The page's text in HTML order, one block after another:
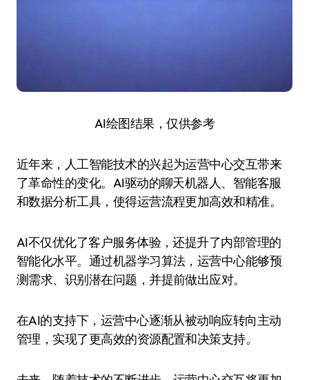
AI绘图结果，仅供参考
近年来，人工智能技术的兴起为运营中心交互带来
了革命性的变化。AI驱动的聊天机器人、智能客服
和数据分析工具，使得运营流程更加高效和精准。
AI不仅优化了客户服务体验，还提升了内部管理的
智能化水平。通过机器学习算法，运营中心能够预
测需求、识别潜在问题，并提前做出应对。
在AI的支持下，运营中心逐渐从被动响应转向主动
管理，实现了更高效的资源配置和决策支持。